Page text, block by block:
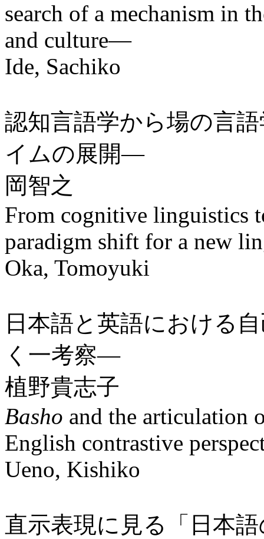
search of a mechanism in
and culture—
Ide, Sachiko
認知言語学から場の言
イムの展開―
岡智之
From cognitive linguistics
paradigm shift for a new
Oka, Tomoyuki
日本語と英語における
く一考察―
植野貴志子
Basho and the articulation
English contrastive
Ueno, Kishiko
直示表現に見る「日本